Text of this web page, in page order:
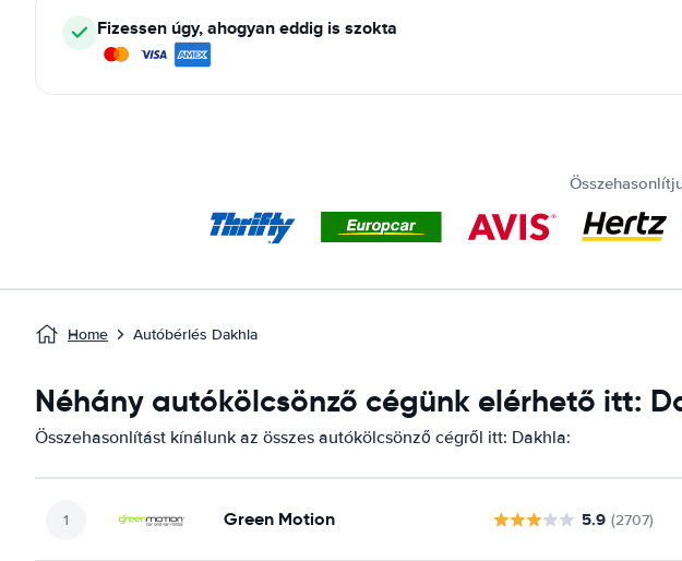
Fizessen úgy, ahogyan eddig is szokta
Home Autóbérlés Dakhla
Néhány autókölcsönző cégünk elérhető itt:
Összehasonlítást kínálunk az összes autókölcsönző cégről itt: Dakhla:
Green Motion 5.9 (2707)